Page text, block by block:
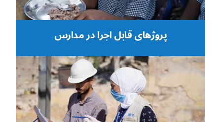
پروژهای قابل اجرا در مدارس